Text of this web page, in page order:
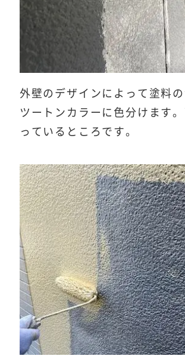
外壁のデザインによって塗料の
ツートンカラーに色分けます
っているところです。